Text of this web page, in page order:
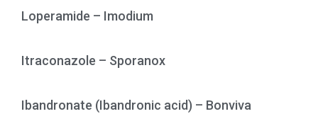
Loperamide – Imodium
Itraconazole – Sporanox
Ibandronate (Ibandronic acid) – Bonviva